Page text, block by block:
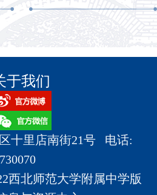
于我们
十里店南街21号 电话:
西北师范大学附属中学版